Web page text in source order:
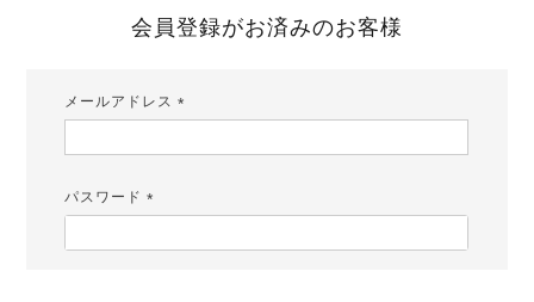
会員登録がお済みのお客様
メールアドレス
パスワード